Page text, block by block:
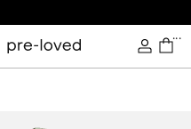
...